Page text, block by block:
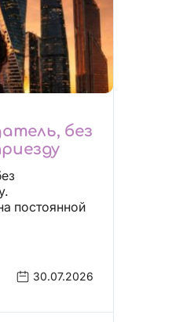
без
постоянной
30.07.2026